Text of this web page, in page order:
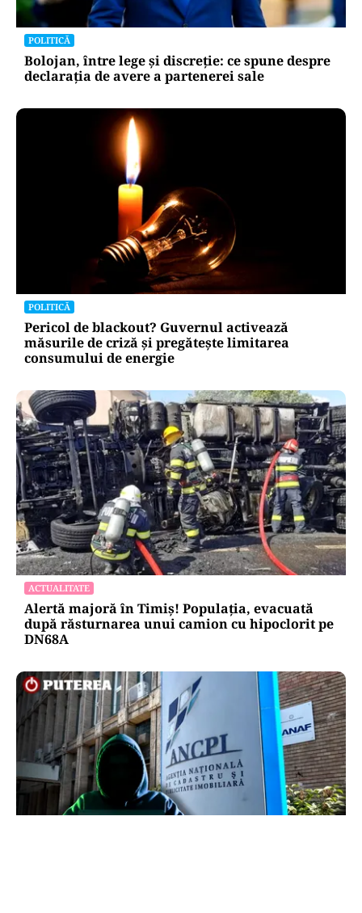
POLITICĂ
Bolojan, între lege și discreție: ce spune despre
declarația de avere a partenerei sale
POLITICĂ
Pericol de blackout? Guvernul activează
măsurile de criză și pregătește limitarea
consumului de energie
ACTUALITATE
Alertă majoră în Timiș! Populația, evacuată
după răsturnarea unui camion cu hipoclorit pe
DN68A